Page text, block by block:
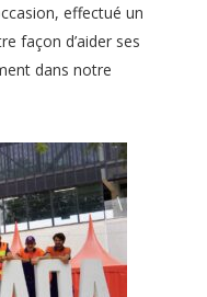
effectué un
façon d’aider ses
dans notre
officielles Un grand
Clément, Seny,
qui représente